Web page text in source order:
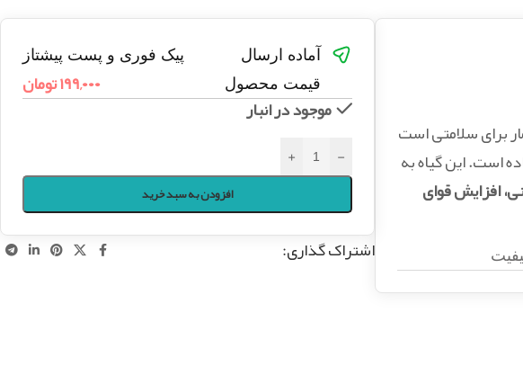
برای سلامتی است
است. این گیاه به
افزایش قوای
آماده ارسال
پیک فوری و پست پیشتاز
قیمت محصول
۱۹۹,۰۰۰تومان
موجود در انبار
-
+
افزودن به سبد خرید
اشتراک گذاری: